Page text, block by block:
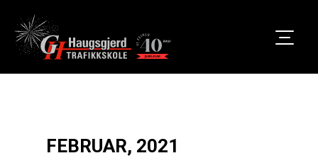
FEBRUAR, 2021